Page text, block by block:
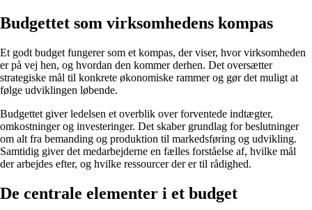
Budgettet som virksomhedens kompas
Et godt budget fungerer som et kompas, der viser, hvor virksomheden
er på vej hen, og hvordan den kommer derhen. Det oversætter
strategiske mål til konkrete økonomiske rammer og gør det muligt at
følge udviklingen løbende.
Budgettet giver ledelsen et overblik over forventede indtægter,
omkostninger og investeringer. Det skaber grundlag for beslutninger
om alt fra bemanding og produktion til markedsføring og udvikling.
Samtidig giver det medarbejderne en fælles forståelse af, hvilke mål
der arbejdes efter, og hvilke ressourcer der er til rådighed.
De centrale elementer i et budget